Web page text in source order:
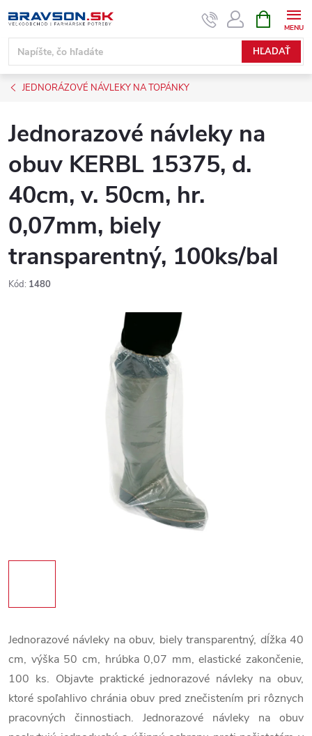
na
obsah
HĽADAŤ
KOŠÍK
JEDNORÁZOVÉ NÁVLEKY NA TOPÁNKY
Jednorazové návleky na
obuv KERBL 15375, d.
40cm, v. 50cm, hr.
0,07mm, biely
transparentný, 100ks/bal
Kód: 1480
Jednorazové návleky na obuv, biely transparentný, dĺžka 40
cm, výška 50 cm, hrúbka 0,07 mm, elastické zakončenie,
100 ks. Objavte praktické jednorazové návleky na obuv,
ktoré spoľahlivo chránia obuv pred znečistením pri rôznych
pracovných činnostiach. Jednorazové návleky na obuv